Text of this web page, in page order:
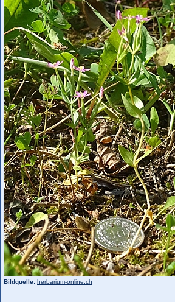
Bildquelle: herbarium-online.ch